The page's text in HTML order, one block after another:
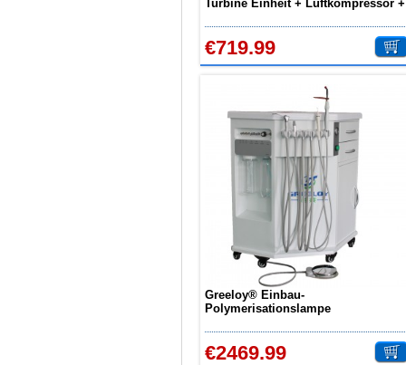
Turbine Einheit + Luftkompressor +
€719.99
Greeloy® Einbau-
Polymerisationslampe
Mobile Dentaleinheit GU-P212
€2469.99